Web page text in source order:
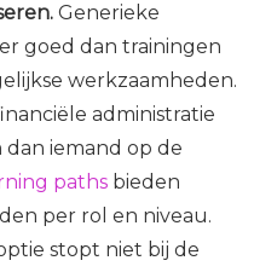
Generieke
goed dan trainingen
werkzaamheden.
administratie
iemand op de
paths bieden
per rol en niveau.
stopt niet bij de